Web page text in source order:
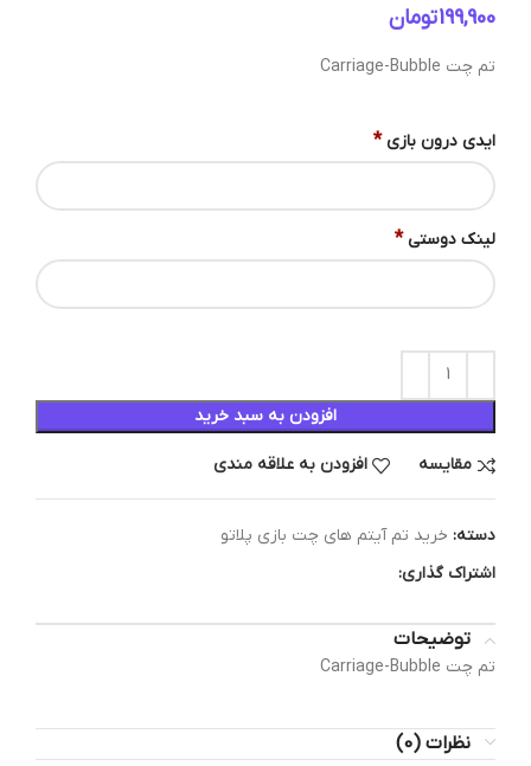
تومان
تم چت Carriage-Bubble
ایدی درون بازی *
لینک دوستی *
افزودن به سبد خرید
مقایسه افزودن به علاقه مندی
دسته: خرید تم آیتم های چت بازی پلاتو
اشتراک گذاری:
توضیحات
تم چت Carriage-Bubble
نظرات (0)